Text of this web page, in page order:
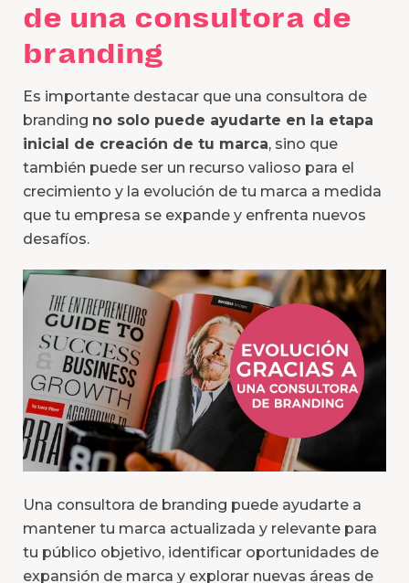
de una consultora de
branding
Es importante destacar que una consultora de
branding no solo puede ayudarte en la etapa
inicial de creación de tu marca, sino que
también puede ser un recurso valioso para el
crecimiento y la evolución de tu marca a medida
que tu empresa se expande y enfrenta nuevos
desafíos.
Una consultora de branding puede ayudarte a
mantener tu marca actualizada y relevante para
tu público objetivo, identificar oportunidades de
expansión de marca y explorar nuevas áreas de